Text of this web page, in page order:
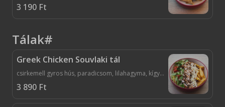
3 190 Ft
Tálak#
Greek Chicken Souvlaki tál
csirkemell gyros hús, paradicsom, lilahagyma, kígyóuborka, jégsaláta, ezersziget, tzatziki, sült hasábburgonya, sajt
3 890 Ft